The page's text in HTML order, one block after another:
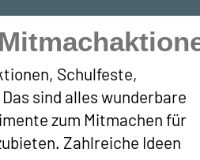
Schulfeste,
sind alles wunderbare
zum Mitmachen für
Zahlreiche Ideen